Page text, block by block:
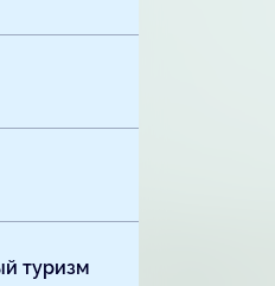
туризм